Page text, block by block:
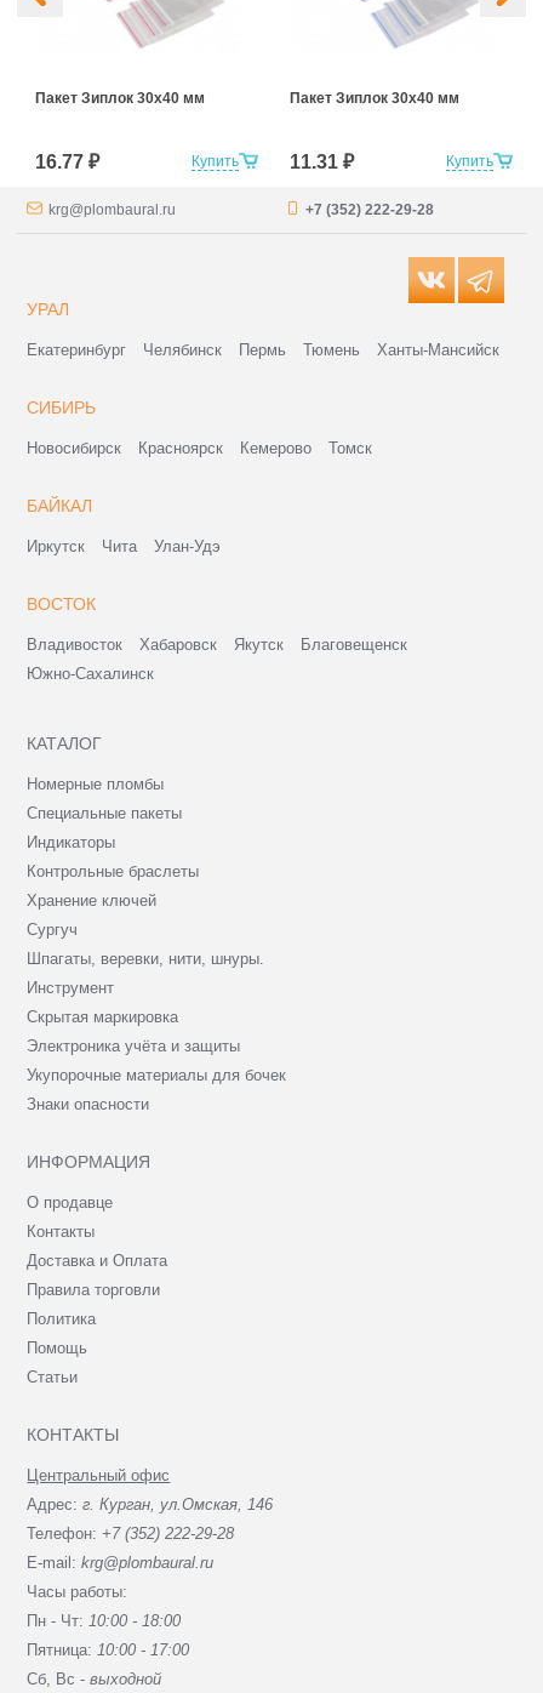
Купить
Пакет Зиплок 30х40 мм
16.77 ₽ Купить
Пакет Зиплок 30х40 мм
11.31 ₽
krg@plombaural.ru +7 (352) 222-29-28
УРАЛ
Екатеринбург Челябинск Пермь Тюмень Ханты-Мансийск
СИБИРЬ
Новосибирск Красноярск Кемерово Томск
БАЙКАЛ
Иркутск Чита Улан-Удэ
ВОСТОК
Владивосток Хабаровск Якутск
Благовещенск
Южно-Сахалинск
КАТАЛОГ
Номерные пломбы
Специальные пакеты
Индикаторы
Контрольные браслеты
Хранение ключей
Сургуч
Шпагаты, веревки, нити, шнуры.
Инструмент
Скрытая маркировка
Электроника учёта и защиты
Укупорочные материалы для бочек
Знаки опасности
ИНФОРМАЦИЯ
О продавце
Контакты
Доставка и Оплата
Правила торговли
Политика
Помощь
Статьи
КОНТАКТЫ
Центральный офис
Адрес:г. Курган, ул.Омская, 146
Телефон: +7 (352) 222-29-28
E-mail:krg@plombaural.ru
Часы работы:
Пн - Чт: 10:00 - 18:00
Пятница: 10:00 - 17:00
Сб, Вc -выходной